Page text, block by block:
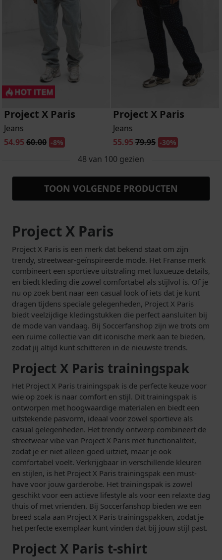
Project X Paris
Jeans
54.95 60.00 -8%
Project X Paris
Jeans
55.95 79.95 -30%
48 van 100 gezien
TOON VOLGENDE PRODUCTEN
Project X Paris
Project X Paris is een merk dat bekend staat om zijn
trendy, streetwear-geïnspireerde mode. Het Franse merk
combineert een sportieve uitstraling met luxueuze details,
en biedt kleding die zowel comfortabel als stijlvol is. Of je
nu op zoek bent naar een casual look of iets dat je kunt
dragen tijdens speciale gelegenheden, Project X Paris
biedt veelzijdige kledingstukken die perfect aansluiten bij
de mode van vandaag. Bij Soccerfanshop zijn we trots om
een ruime collectie van dit iconische merk aan te bieden,
zodat jij altijd kunt schitteren in de nieuwste trends.
Project X Paris trainingspak
Het Project X Paris trainingspak is de perfecte keuze voor
wie op zoek is naar comfort en stijl. Dit trainingspak is
ontworpen met hoogwaardige materialen en biedt een
uitstekende pasvorm, ideaal voor zowel sportieve als
casual gelegenheden. Het trendy ontwerp combineert de
streetwear vibe van Project X Paris met functionaliteit,
zodat je er niet alleen goed uitziet, maar je ook
comfortabel voelt. Verkrijgbaar in verschillende kleuren
en stijlen, is het Project X Paris trainingspak een must-
have voor jouw garderobe. Het trainingspak is zowel
geschikt voor een actieve lifestyle als voor een relaxte dag
thuis of met vrienden. Bij Soccerfanshop bieden we een
breed scala aan Project X Paris trainingspakken, zodat je
het perfecte exemplaar kunt vinden dat bij jouw stijl past.
Project X Paris t-shirt